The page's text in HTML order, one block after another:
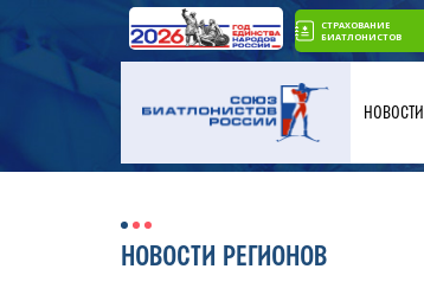
СТРАХОВАНИЕ
БИАТЛОНИСТОВ
НОВОСТИ
НОВОСТИ РЕГИОНОВ